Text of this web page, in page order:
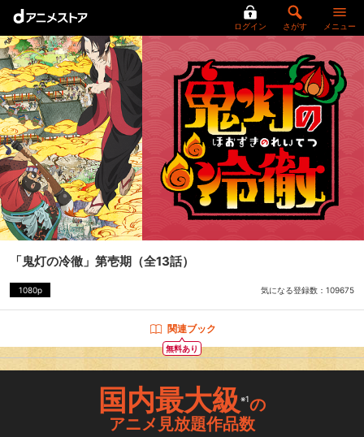
ログイン さがす メニュー
「鬼灯の冷徹」第壱期 （全13話）
1080p 気になる登録数： 109675
無料あり
関連ブック
国内最大級※1の
アニメ見放題作品数